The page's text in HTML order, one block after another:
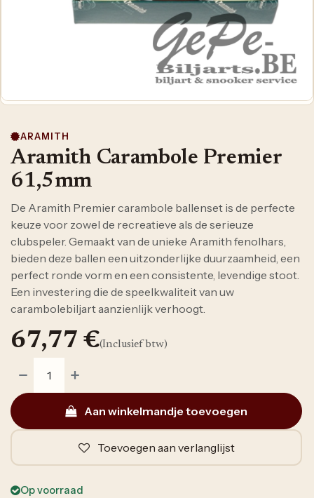
ARAMITH
Aramith Carambole Premier
61,5mm
De Aramith Premier carambole ballenset is de perfecte
keuze voor zowel de recreatieve als de serieuze
clubspeler. Gemaakt van de unieke Aramith fenolhars,
bieden deze ballen een uitzonderlijke duurzaamheid, een
perfect ronde vorm en een consistente, levendige stoot.
Een investering die de speelkwaliteit van uw
carambolebiljart aanzienlijk verhoogt.
Aan winkelmandje toevoegen
Toevoegen aan verlanglijst
67,77 €(Inclusief btw)
Op voorraad